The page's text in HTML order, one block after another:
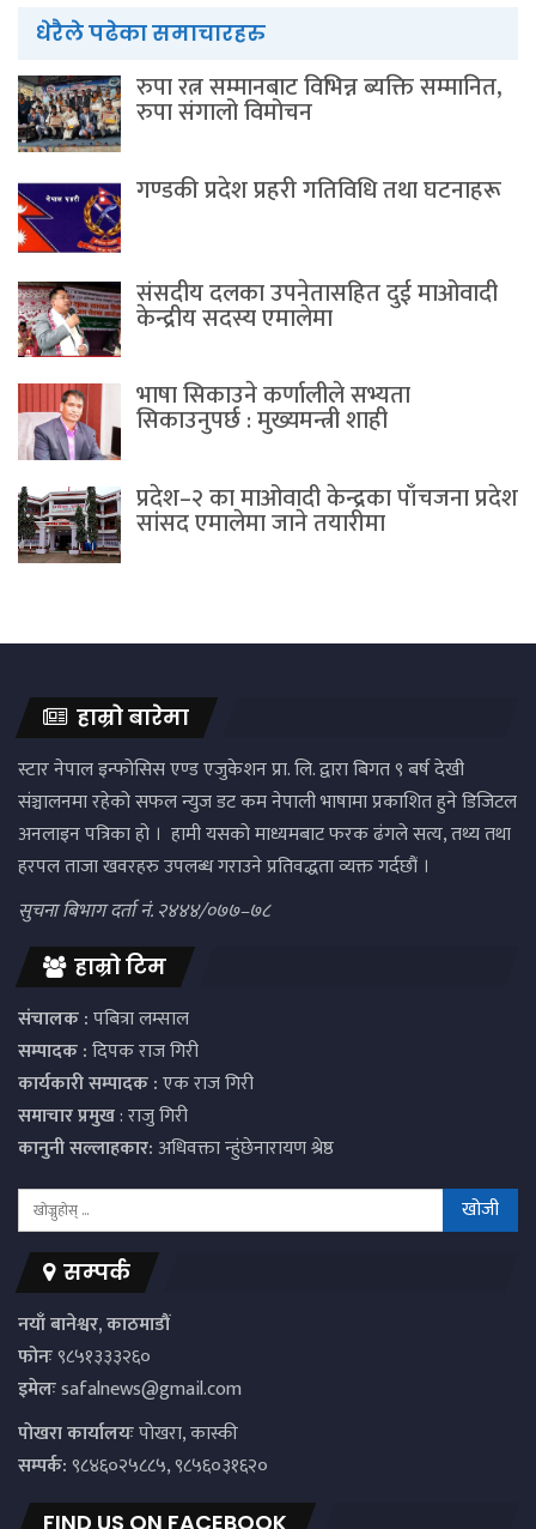
धेरैले पढेका समाचारहरु
रुपा रत्न सम्मानबाट विभिन्न ब्यक्ति सम्मानित,
रुपा संगालो विमोचन
गण्डकी प्रदेश प्रहरी गतिविधि तथा घटनाहरू
संसदीय दलका उपनेतासहित दुई माओवादी
केन्द्रीय सदस्य एमालेमा
भाषा सिकाउने कर्णालीले सभ्यता
सिकाउनुपर्छ : मुख्यमन्त्री शाही
प्रदेश–२ का माओवादी केन्द्रका पाँचजना प्रदेश
सांसद एमालेमा जाने तयारीमा
हाम्रो बारेमा
स्टार नेपाल इन्फोसिस एण्ड एजुकेशन प्रा. लि. द्वारा बिगत ९ बर्ष देखी
संञ्चालनमा रहेको सफल न्युज डट कम नेपाली भाषामा प्रकाशित हुने डिजिटल
अनलाइन पत्रिका हो । हामी यसको माध्यमबाट फरक ढंगले सत्य, तथ्य तथा
हरपल ताजा खवरहरु उपलब्ध गराउने प्रतिवद्धता व्यक्त गर्दछौं ।
सुचना बिभाग दर्ता नं. २४४४/०७७–७८
हाम्रो टिम
संचालक :पबित्रा लम्साल
सम्पादक :दिपक राज गिरी
कार्यकारी सम्पादक :एक राज गिरी
समाचार प्रमुख: राजु गिरी
कानुनी सल्लाहकार:अधिवक्ता न्हुंछेनारायण श्रेष्ठ
सम्पर्क
नयाँ बानेश्वर, काठमाडौं
फोनः९८५१३३३२६०
इमेलःsafalnews@gmail.com
पाेखरा कार्यालयःपोखरा, कास्की
सम्पर्क:९८४६०२५८८५, ९८५६०३१६२०
FIND US ON FACEBOOK